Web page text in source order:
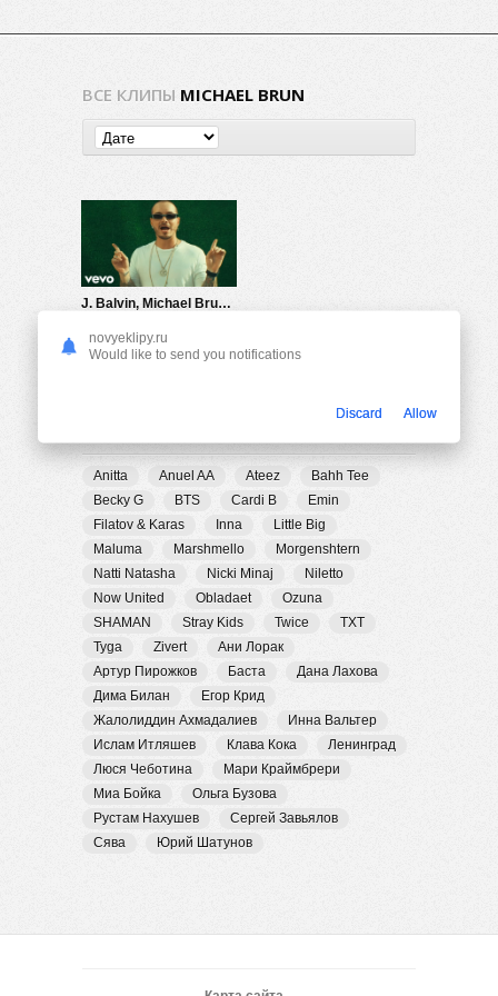
ВСЕ КЛИПЫ MICHAEL BRUN
J. Balvin, Michael Brun — Positivo
Anitta Anuel AA Ateez
Bahh Tee
Becky G
BTS Cardi B
Emin
Filatov & Karas
Inna
Little Big
Maluma
Marshmello
Morgenshtern
Natti Natasha
Nicki Minaj
Niletto
Now United
Obladaet
Ozuna
SHAMAN
Stray Kids Twice
TXT
Tyga
Zivert
Ани Лорак
Артур Пирожков
Баста
Дана Лахова
Дима Билан
Егор Крид
Жалолиддин Ахмадалиев
Инна Вальтер
Ислам Итляшев
Клава Кока
Ленинград
Люся Чеботина
Мари Краймбрери
Миа Бойка
Ольга Бузова
Рустам Нахушев
Сергей Завьялов
Сява
Юрий Шатунов
novyeklipy.ru
Would like to send you notifications
Discard Allow